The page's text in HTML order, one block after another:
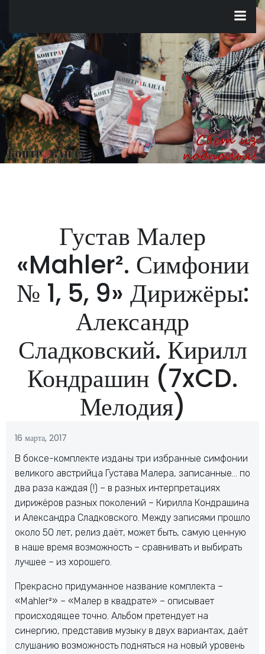
содержимому
Густав Малер
«Mahler². Симфонии
№ 1, 5, 9» Дирижёры:
Александр
Сладковский. Кирилл
Кондрашин (7xCD.
Мелодия)
16 марта, 2017
В боксе-комплекте изданы три избранные симфонии
великого австрийца Густава Малера, записанные… по
два раза каждая (!) – в разных интерпретациях
дирижёров разных поколений – Кирилла Кондрашина
и Александра Сладковского. Между записями прошло
около 50 лет, релиз даёт, может быть, самую ценную
в наше время возможность – сравнивать и выбирать
лучшее – из хорошего.
Прекрасно придуманное название комплекта –
«Mahler²» – «Малер в квадрате» – описывает
происходящее точно. Альбом претендует на
синергию, представив музыку в двух вариантах, даёт
слушанию возможность подняться на новый уровень